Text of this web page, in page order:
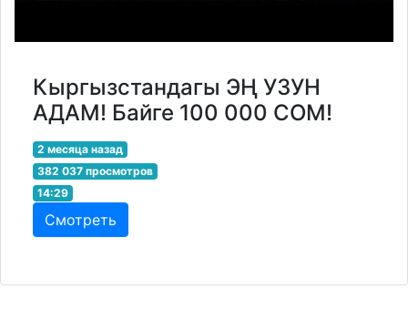
Кыргызстандагы ЭҢ УЗУН
АДАМ! Байге 100 000 СОМ!
2 месяца назад
382 037 просмотров
14:29
Смотреть